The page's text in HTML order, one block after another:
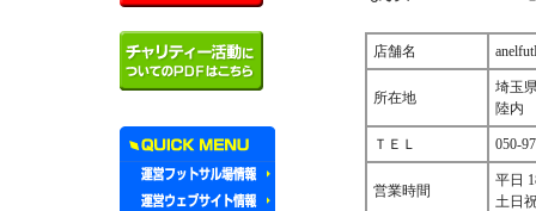
店舗名
所在地
埼玉
陸内
ＴＥＬ 050-
営業時間
平日
土日